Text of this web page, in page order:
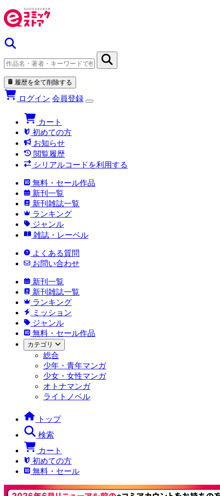
履歴を全て削除する
ログイン 会員登録
カート
初めての方
お知らせ
閲覧履歴
シリアルコードを利用する
無料・セール作品
新刊一覧
新刊雑誌一覧
ランキング
ジャンル
雑誌・レーベル
よくある質問
お問い合わせ
新刊一覧
新刊雑誌一覧
ランキング
ミッション
ジャンル
無料・セール作品
カテゴリ
総合
少年・青年マンガ
少女・女性マンガ
オトナマンガ
ライトノベル
トップ
検索
カート
初めての方
無料・セール